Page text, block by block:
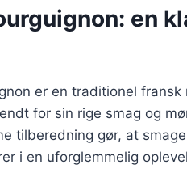
en
er en traditionel
for sin rige smag og
tilberedning gør, at
i en uforglemmelig